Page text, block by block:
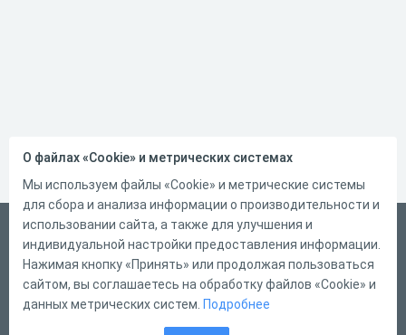
Русский
Справка
Форма обратной связи
О файлах «Cookie» и метрических системах
Мы используем файлы «Cookie» и метрические системы
для сбора и анализа информации о производительности и
использовании сайта, а также для улучшения и
индивидуальной настройки предоставления информации.
Нажимая кнопку «Принять» или продолжая пользоваться
сайтом, вы соглашаетесь на обработку файлов «Cookie» и
данных метрических систем. Подробнее